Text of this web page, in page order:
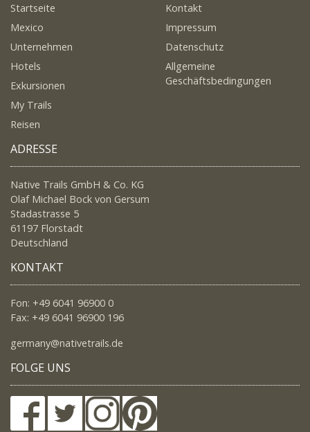
Startseite
Mexico
Unternehmen
Hotels
Exkursionen
My Trails
Reisen
Kontakt
Impressum
Datenschutz
Allgemeine
Geschäftsbedingungen
ADRESSE
Native Trails GmbH & Co. KG
Olaf Michael Bock von Gersum
Stadastrasse 5
61197 Florstadt
Deutschland
KONTAKT
Fon: +49 6041 96900 0
Fax: +49 6041 96900 196
germany@nativetrails.de
FOLGE UNS